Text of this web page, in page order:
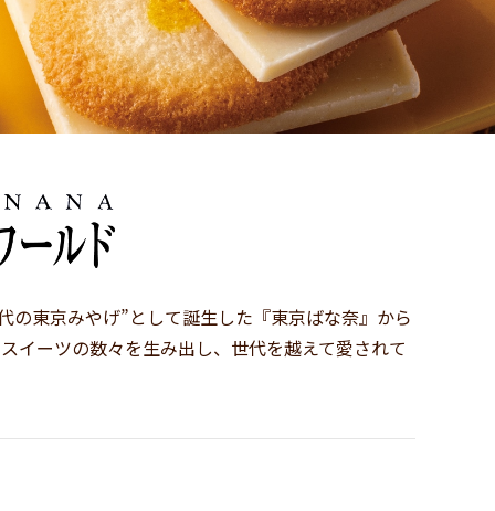
東京みやげ”として誕生した『東京ばな奈』から
イーツの数々を生み出し、世代を越えて愛されて